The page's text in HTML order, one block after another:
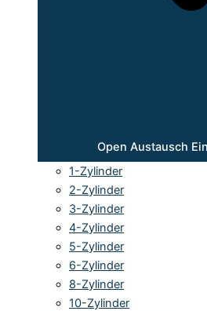
Open Austausch
1-Zylinder
2-Zylinder
3-Zylinder
4-Zylinder
5-Zylinder
6-Zylinder
8-Zylinder
10-Zylinder